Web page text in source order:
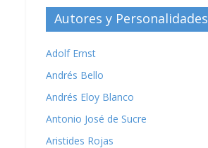
Autores y Personalidades
Adolf Ernst
Andrés Bello
Andrés Eloy Blanco
Antonio José de Sucre
Aristides Rojas